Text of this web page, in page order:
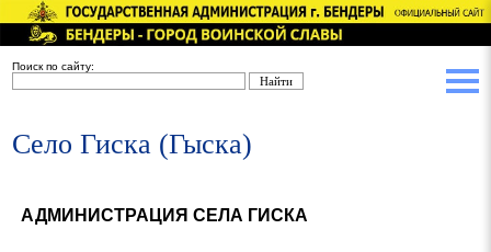
Поиск по сайту:
Село Гиска (Гыска)
АДМИНИСТРАЦИЯ СЕЛА ГИСКА